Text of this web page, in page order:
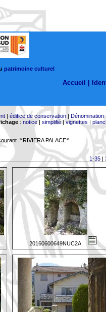
patrimoine culturel
Accueil |
| édifice de conservation| Dénomination
: notice| simplifié|vignettes |
PALACE*'
1-35|
20160600649NUC2A